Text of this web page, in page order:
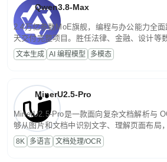
Qwen3.8-Max
2.4万亿参数MoE旗舰，编程与办公能力全
天交付完整项目。胜任法律、金融、设计等
话端到端交付生产级成果。原生视觉理解贯
程，支持超长文档与长视频的深度语义解析
文本生成 AI 编程模型 多模态
MinerU2.5-Pro
MinerU2.5-Pro是一款面向复杂文档解析与
够从图片和文档中识别文字、理解页面布局
为便于存储、检索和二次处理的结构化结果。
8K 多语言 文档处理/OCR